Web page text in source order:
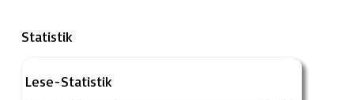
Statistik
Lese-Statistik